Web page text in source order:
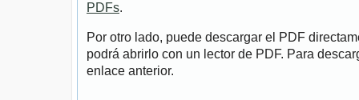
PDFs.
Por otro lado, puede descargar el PDF
podrá abrirlo con un lector de PDF. Para
enlace anterior.